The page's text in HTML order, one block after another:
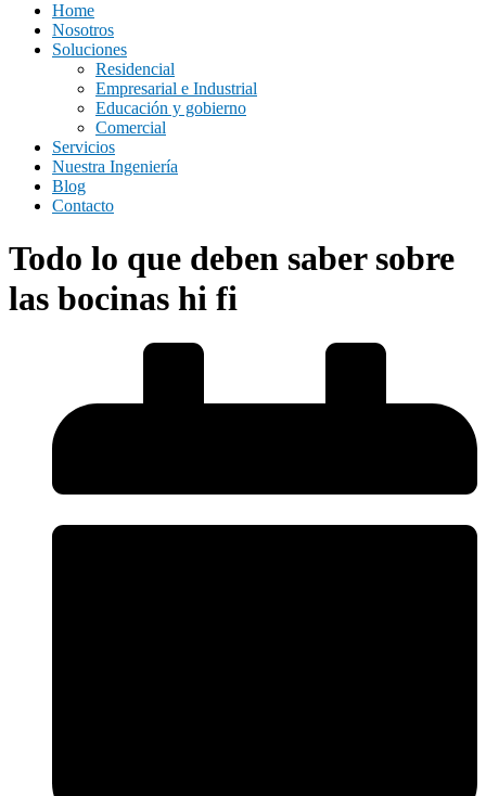
Home
Nosotros
Soluciones
Residencial
Empresarial e Industrial
Educación y gobierno
Comercial
Servicios
Nuestra Ingeniería
Blog
Contacto
Todo lo que deben saber sobre
las bocinas hi fi